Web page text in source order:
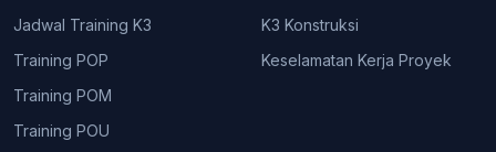
Jadwal Training K3
Training POP
Training POM
Training POU
K3 Konstruksi
Keselamatan Kerja Proyek